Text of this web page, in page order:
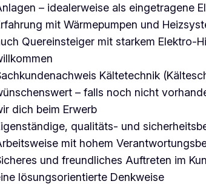
– idealerweise als eingetragene
mit Wärmepumpen und
Quereinsteiger mit starkem Elektro-
Kältetechnik
– falls noch nicht
dich beim Erwerb
qualitäts- und
mit hohem
und freundliches Auftreten im
lösungsorientierte Denkweise